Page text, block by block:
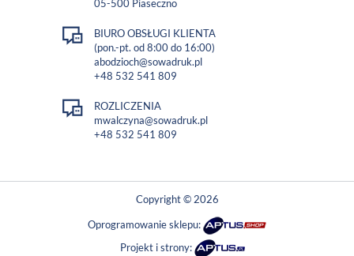
05-500 Piaseczno
BIURO OBSŁUGI KLIENTA
(pon.-pt. od 8:00 do 16:00)
abodzioch@sowadruk.pl
+48 532 541 809
ROZLICZENIA
mwalczyna@sowadruk.pl
+48 532 541 809
Copyright © 2026
Oprogramowanie sklepu:
Projekt i strony: